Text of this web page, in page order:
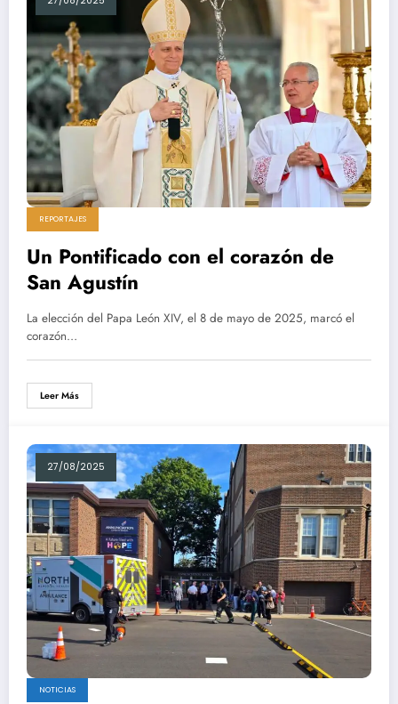
REPORTAJES
Un Pontificado con el corazón de
San Agustín
La elección del Papa León XIV, el 8 de mayo de 2025, marcó el
corazón…
Leer Más
27/08/2025
NOTICIAS